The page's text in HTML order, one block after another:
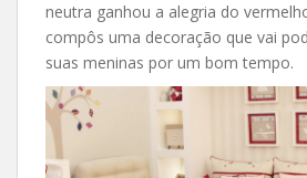
neutra ganhou a alegria do
compôs uma decoração que vai
suas meninas por um bom tempo.